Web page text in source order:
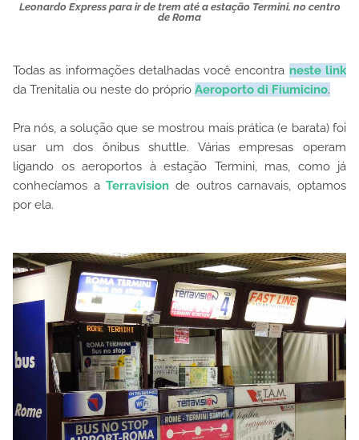
Leonardo Express para ir de trem até a estação Termini, no centro
de Roma
Todas as informações detalhadas você encontra neste link
da Trenitalia ou neste do próprio Aeroporto di Fiumicino.
Pra nós, a solução que se mostrou mais prática (e barata) foi
usar um dos ônibus shuttle. Várias empresas operam
ligando os aeroportos à estação Termini, mas, como já
conhecíamos aTerravision de outros carnavais, optamos
por ela.